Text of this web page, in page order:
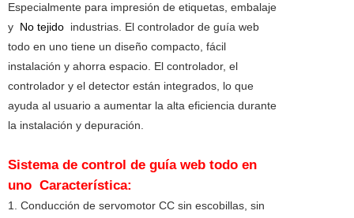
Especialmente para impresión de etiquetas, embalaje
y No tejido industrias. El controlador de guía web
todo en uno tiene un diseño compacto, fácil
instalación y ahorra espacio. El controlador, el
controlador y el detector están integrados, lo que
ayuda al usuario a aumentar la alta eficiencia durante
la instalación y depuración.
Sistema de control de guía web todo en
uno Característica:
1. Conducción de servomotor CC sin escobillas, sin